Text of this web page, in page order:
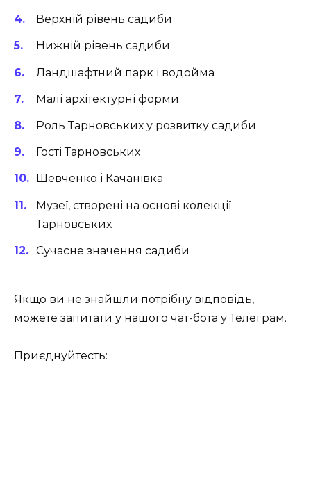
Верхній рівень садиби
Нижній рівень садиби
Ландшафтний парк і водойма
Малі архітектурні форми
Роль Тарновських у розвитку садиби
Гості Тарновських
Шевченко і Качанівка
Музеї, створені на основі колекції
Тарновських
Сучасне значення садиби
Якщо ви не знайшли потрібну відповідь,
можете запитати у нашого чат-бота у Телеграм.
Приєднуйтесть: